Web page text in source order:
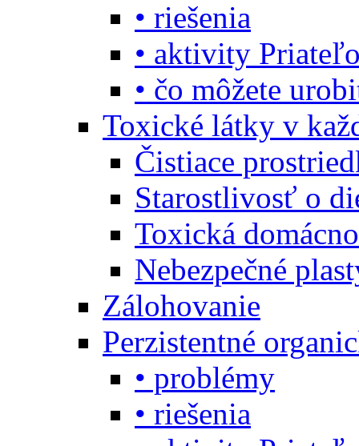
• riešenia
• aktivity
• čo môžete
Toxické látky v
Čistiace
Starostlivosť o
Toxická
Nebezpečné
Zálohovanie
Perzistentné
• problémy
• riešenia